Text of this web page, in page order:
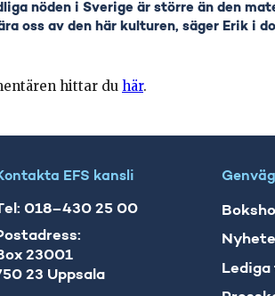
nöden i Sverige är större än den
oss av den här kulturen, säger Erik i
hittar du här.
EFS kansli
018–430 25 00
23001
23 Uppsala